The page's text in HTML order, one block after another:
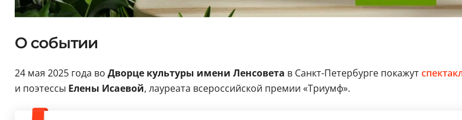
О событии
24 мая 2025 года во Дворце культуры имени Ленсовета в Санкт-Петербурге покажут
и поэтессы Елены Исаевой, лауреата всероссийской премии «Триумф».